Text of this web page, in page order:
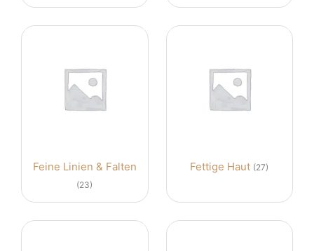
Feine Linien & Falten
(23)
Fettige Haut (27)